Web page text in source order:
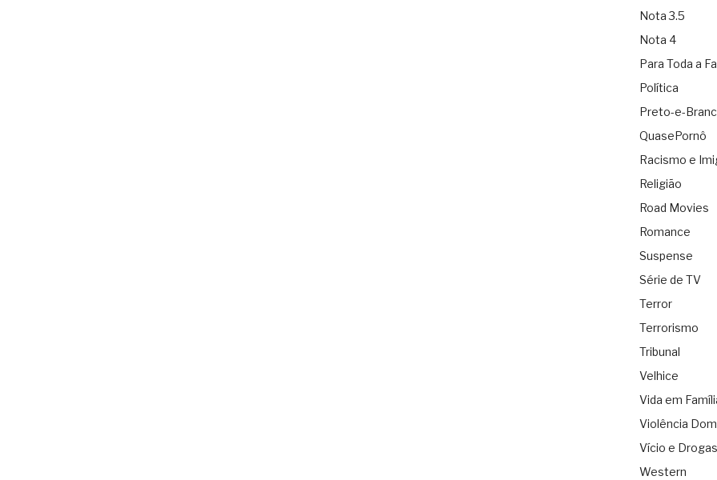
Nota 3.5
Nota 4
Para Toda a
Política
Preto-e-
QuasePornô
Racismo e
Religião
Road Movies
Romance
Suspense
Série de TV
Terror
Terrorismo
Tribunal
Velhice
Vida em
Violência
Vício e Drogas
Western